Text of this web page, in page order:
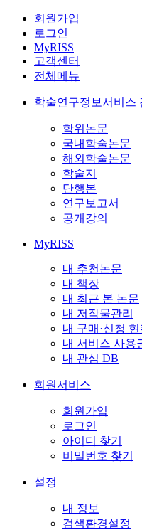
회원가입
로그인
MyRISS
고객센터
전체메뉴
학술연구정보서비스
학위논문
국내학술논문
해외학술논문
학술지
단행본
연구보고서
공개강의
MyRISS
내 추천논문
내 책장
내 최근 본 논문
내 저작물관리
내 구매·신청
내 서비스 사용
내 관심 DB
회원서비스
회원가입
로그인
아이디 찾기
비밀번호 찾기
설정
내 정보
검색환경설정